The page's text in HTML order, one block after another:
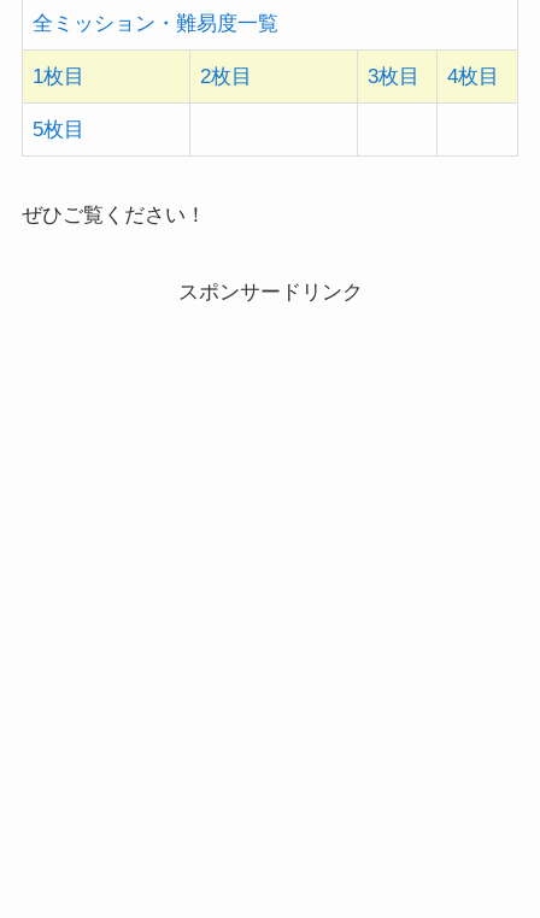
全ミッション・難易度一覧
1枚目 2枚目 3枚目 4枚目
5枚目
ぜひご覧ください！
スポンサードリンク